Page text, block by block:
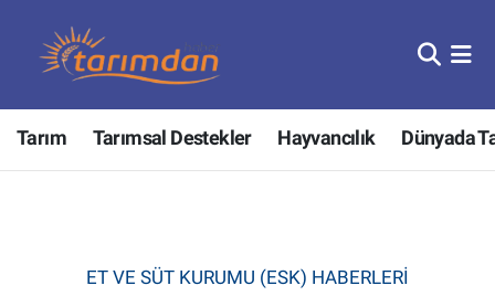
Tarım Tarımsal Destekler Hayvancılık Dünyada
ET VE SÜT KURUMU (ESK) HABERLERI
Tarım
Hayvancılık
Nöbetçi Eczaneler
Hava Durumu